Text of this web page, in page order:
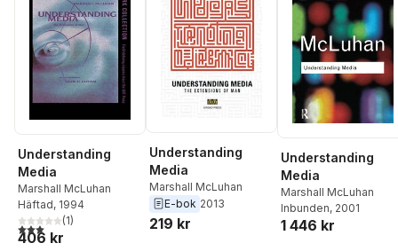
Understanding
Media
Marshall McLuhan
Häftad, 1994
3,0utav 5 stjärnor. Totalt antal röster:
(1)
406 kr
Understanding
Media
Marshall McLuhan
E-bok 2013
219 kr
Understanding
Media
Marshall McLuhan
Inbunden, 2001
1 446 kr